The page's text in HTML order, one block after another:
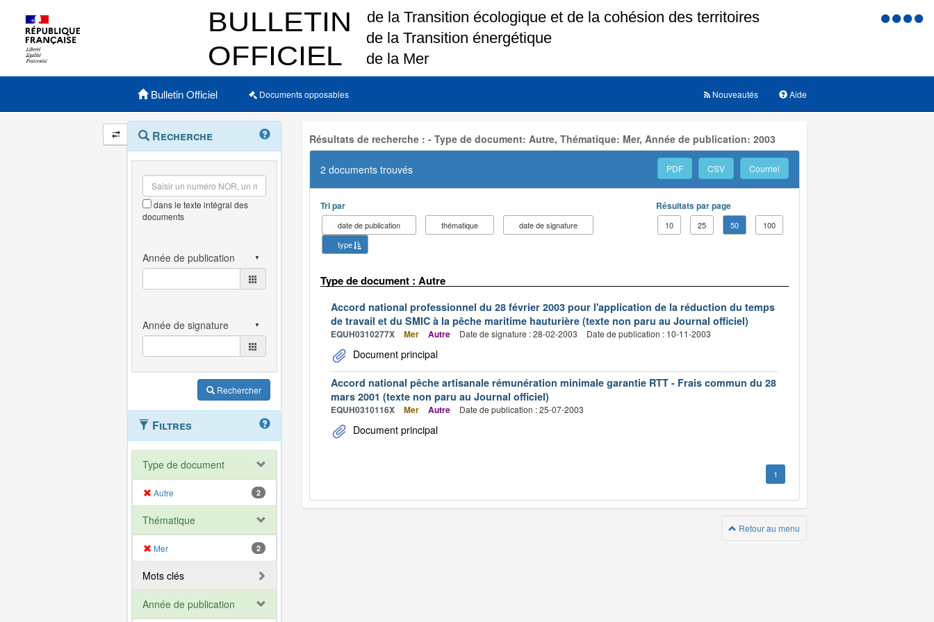
Menu
Menu principal
Bulletin Officiel Documents opposables Aide
Nouveautés
Navigation
et
outils
annexes
Menu
contextuel
Recherche
dans le texte intégral des
documents
Rechercher
Filtres
Type de document
Autre 2
Thématique
Mer 2
Mots clés
Année de publication
Résultats de recherche : - Type de document: Autre, Thématique: Mer, Année de publication: 2003
2 documents trouvés PDF CSV Courriel
Tri par
date de publication thématique
date de signature
type
Résultats par page
10 25 50 100
Type de document : Autre
Accord national professionnel du 28 février 2003 pour l'application de la réduction du temps
de travail et du SMIC à la pêche maritime hauturière (texte non paru au Journal officiel)
EQUH0310277X Mer Autre Date de signature : 28-02-2003 Date de publication : 10-11-2003
Document principal
Accord national pêche artisanale rémunération minimale garantie RTT - Frais commun du 28
mars 2001 (texte non paru au Journal officiel)
EQUH0310116X Mer Autre Date de publication : 25-07-2003
Document principal
1
Retour au menu